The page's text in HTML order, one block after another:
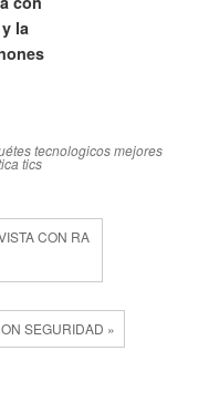
la
tecnologicosmejores
tics
CON RA
SEGURIDAD »